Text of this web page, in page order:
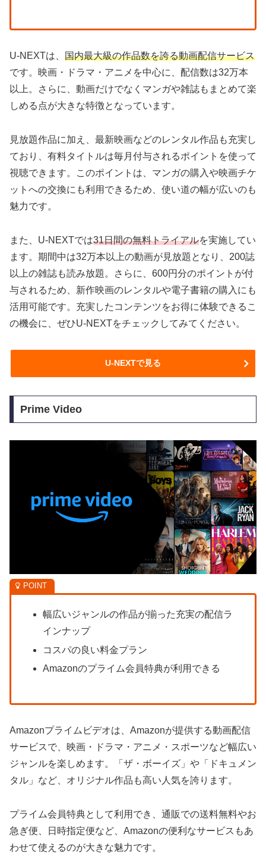
U-NEXTは、 国内最大級の作品数を誇る動画配信サービス
です。映画・ドラマ・アニメを中心に、配信数は32万本
以上。さらに、動画だけでなくマンガや雑誌もまとめて楽
しめる点が大きな特徴となっています。
見放題作品に加え、最新映画などのレンタル作品も充実し
ており、有料タイトルは毎月付与されるポイントを使って
視聴できます。このポイントは、マンガの購入や映画チケ
ットへの交換にも利用できるため、使い道の幅が広いのも
魅力です。
また、U-NEXTでは31日間の無料トライアルを実施してい
ます。期間中は32万本以上の動画が見放題となり、200誌
以上の雑誌も読み放題。さらに、600円分のポイントが付
与されるため、新作映画のレンタルや電子書籍の購入にも
活用可能です。充実したコンテンツをお得に体験できるこ
の機会に、ぜひU-NEXTをチェックしてみてください。
U-NEXTで見る
Prime Video
幅広いジャンルの作品が揃った充実の配信ラ
インナップ
コスパの良い料金プラン
Amazonのプライム会員特典が利用できる
Amazonプライムビデオは、Amazonが提供する動画配信
サービスで、映画・ドラマ・アニメ・スポーツなど幅広い
ジャンルを楽しめます。「ザ・ボーイズ」や「ドキュメン
タル」など、オリジナル作品も高い人気を誇ります。
プライム会員特典として利用でき、通販での送料無料やお
急ぎ便、日時指定便など、Amazonの便利なサービスもあ
わせて使えるのが大きな魅力です。